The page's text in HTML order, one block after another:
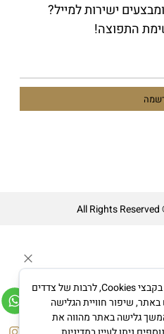
ישירות למייל?
התפוצה!
אתרים
לידיעתך, באתרנו נעשה שימוש בקבצי Cookies, לרבות של צדדים
שיפור חוויית הגלישה
גלישה באתר מהווה את